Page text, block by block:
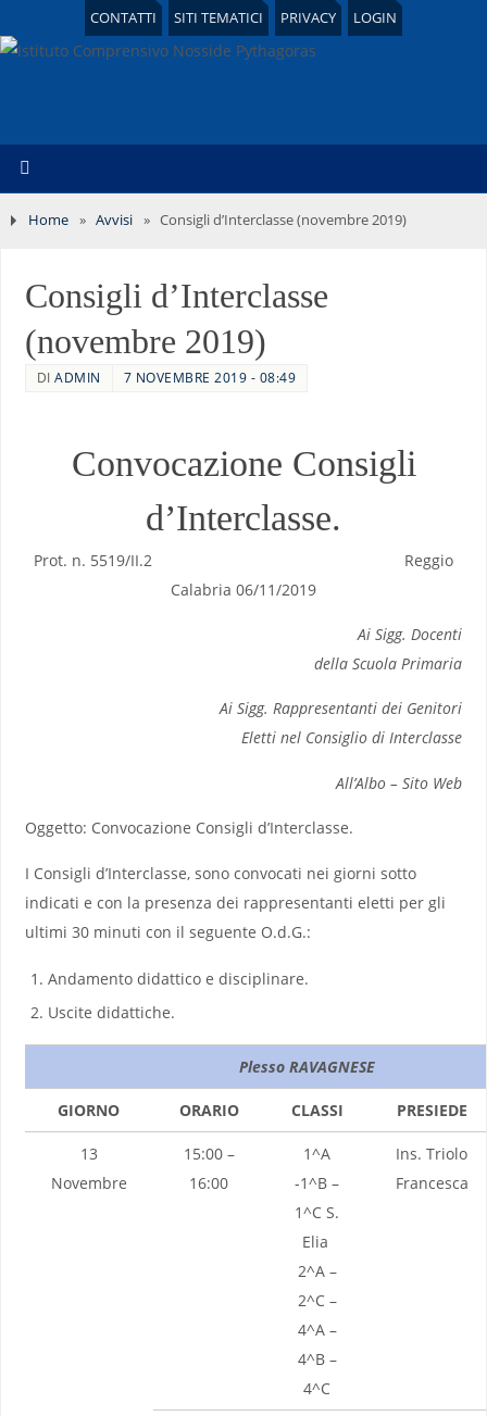
CONTATTI SITI TEMATICI PRIVACY LOGIN
Home » Avvisi » Consigli d’Interclasse (novembre 2019)
Consigli d’Interclasse
(novembre 2019)
DIADMIN 7 NOVEMBRE 2019 - 08:49
Convocazione Consigli
d’Interclasse.
Prot. n. 5519/II.2 Reggio
Calabria 06/11/2019
Ai Sigg. Docenti
della Scuola Primaria
Ai Sigg. Rappresentanti dei Genitori
Eletti nel Consiglio di Interclasse
All’Albo – Sito Web
Oggetto: Convocazione Consigli d’Interclasse.
I Consigli d’Interclasse, sono convocati nei giorni sotto
indicati e con la presenza dei rappresentanti eletti per gli
ultimi 30 minuti con il seguente O.d.G.:
Andamento didattico e disciplinare.
Uscite didattiche.
Plesso RAVAGNESE
GIORNO ORARIO CLASSI PRESIEDE
13
Novembre
15:00 –
16:00
1^A
-1^B –
1^C S.
Elia
2^A –
2^C –
4^A –
4^B –
4^C
Ins. Triolo
Francesca